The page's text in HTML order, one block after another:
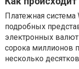
Платежная система
подробных
электронных
сорока миллионов
несколько